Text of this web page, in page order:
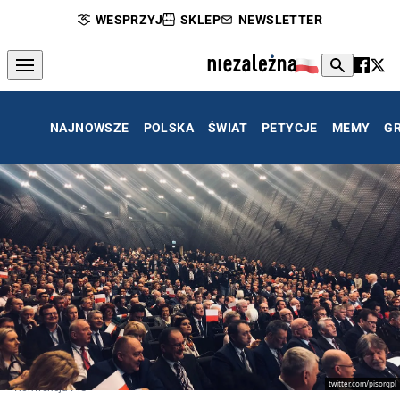
WESPRZYJ SKLEP NEWSLETTER
NAJNOWSZE POLSKA ŚWIAT PETYCJE MEMY
twitter.com/pisorgpl
Konwencja PiS